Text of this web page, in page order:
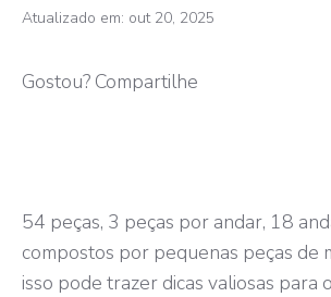
Atualizado em: out 20, 2025
Gostou? Compartilhe
54 peças, 3 peças por andar, 18
compostos por pequenas peças de
isso pode trazer dicas valiosas para